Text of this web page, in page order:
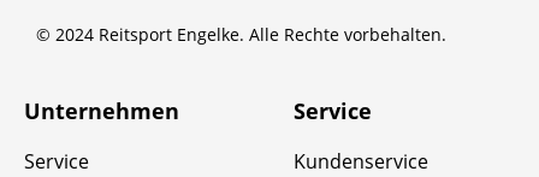
© 2024 Reitsport Engelke. Alle Rechte vorbehalten.
Unternehmen
Service
Service
Kundenservice